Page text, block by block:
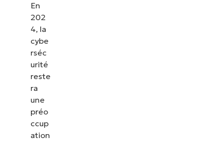
En
202
4, la
cybe
rséc
urité
reste
ra
une
préo
ccup
ation